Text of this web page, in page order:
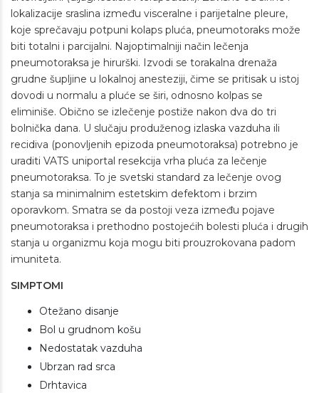
lokalizacije sraslina između visceralne i parijetalne pleure,
koje sprečavaju potpuni kolaps pluća, pneumotoraks može
biti totalni i parcijalni. Najoptimalniji način lečenja
pneumotoraksa je hirurški. Izvodi se torakalna drenaža
grudne šupljine u lokalnoj anesteziji, čime se pritisak u istoj
dovodi u normalu a pluće se širi, odnosno kolpas se
eliminiše. Obično se izlečenje postiže nakon dva do tri
bolnička dana. U slučaju produženog izlaska vazduha ili
recidiva (ponovljenih epizoda pneumotoraksa) potrebno je
uraditi VATS uniportal resekcija vrha pluća za lečenje
pneumotoraksa. To je svetski standard za lečenje ovog
stanja sa minimalnim estetskim defektom i brzim
oporavkom. Smatra se da postoji veza između pojave
pneumotoraksa i prethodno postojećih bolesti pluća i drugih
stanja u organizmu koja mogu biti prouzrokovana padom
imuniteta.
SIMPTOMI
Otežano disanje
Bol u grudnom košu
Nedostatak vazduha
Ubrzan rad srca
Drhtavica